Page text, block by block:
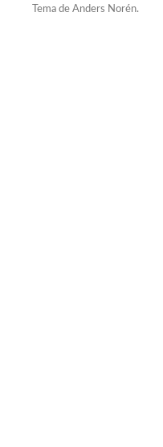
Tema de Anders Norén.